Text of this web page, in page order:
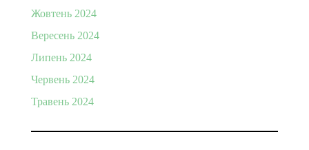
Жовтень 2024
Вересень 2024
Липень 2024
Червень 2024
Травень 2024